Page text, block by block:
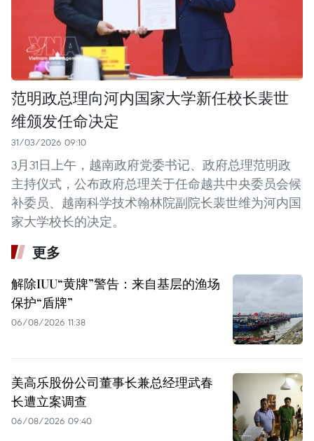
范明政总理向河内国家大学新任校长裴世
维颁发任命决定
31/03/2026 09:10
3月31日上午，越南政府党委书记、政府总理范明政
主持仪式，公布政府总理关于任命越共中央委员会候
补委员、越南科学技术翰林院副院长裴世维为河内国
家大学校长的决定。
更多
解除IUU“黄牌”警告：来自基层的渔场
保护“盾牌”
06/08/2026 11:38
美高乐股份公司董事长兼总经理武春
长遭立案调查
06/08/2026 09:40